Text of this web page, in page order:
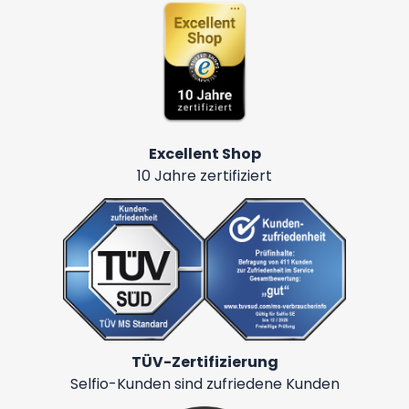
Excellent Shop
10 Jahre zertifiziert
TÜV-Zertifizierung
Selfio-Kunden sind zufriedene Kunden